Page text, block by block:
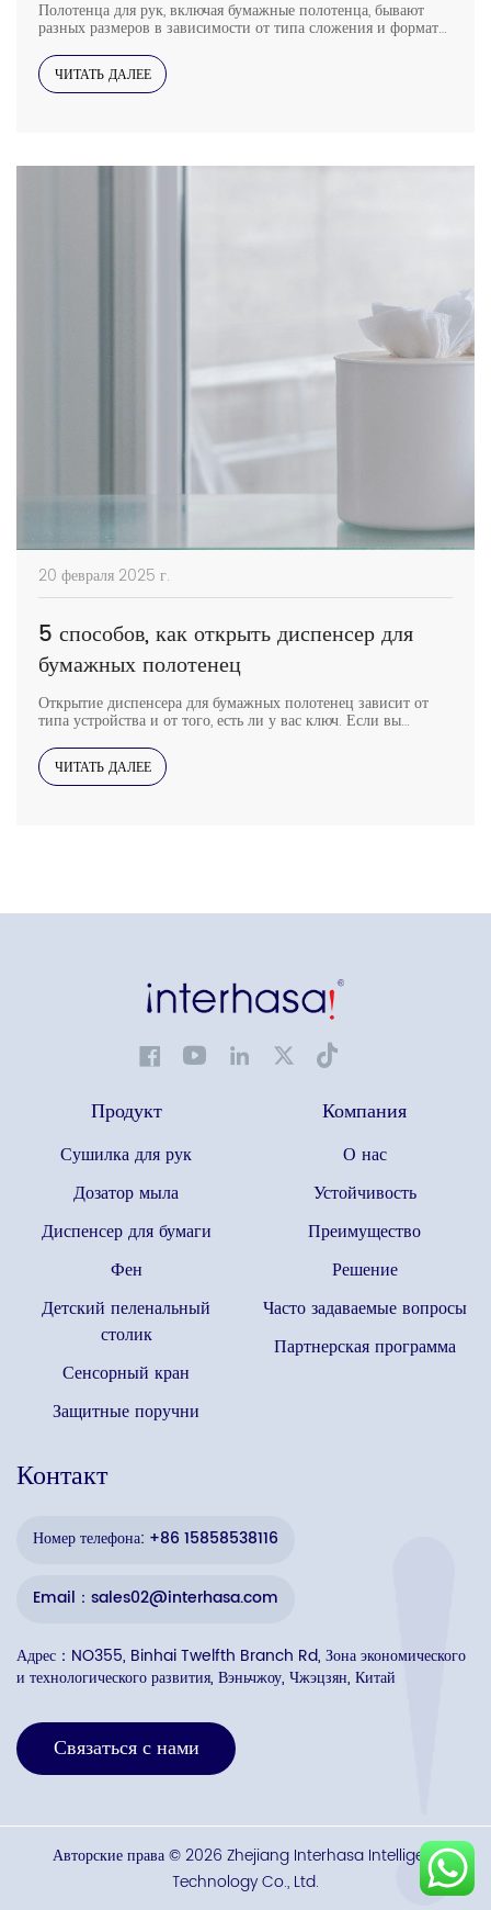
Полотенца для рук, включая бумажные полотенца, бывают
разных размеров в зависимости от типа сложения и формата
правильного размера полотенец для рук для вашего
диспенсера обеспечивает эффективность, экономичность и
надлежащую гигиену. Итак, если вы ищете руководство, в
ЧИТАТЬ ДАЛЕЕ
20 февраля 2025 г.
5 способов, как открыть диспенсер для
бумажных полотенец
Открытие диспенсера для бумажных полотенец зависит от
типа устройства и от того, есть ли у вас ключ. Если вы
диспенсеру. Ниже мы описываем пять методов для разных
типов диспенсеров, включая то, как открыть диспенсер для
бумажных полотенец без ключа, когда это необходимо.
ЧИТАТЬ ДАЛЕЕ
Продукт
Сушилка для рук
Дозатор мыла
Диспенсер для бумаги
Фен
Детский пеленальный
столик
Сенсорный кран
Защитные поручни
Компания
О нас
Устойчивость
Преимущество
Решение
Часто задаваемые вопросы
Партнерская программа
Контакт
Номер телефона: +86 15858538116
Email：sales02@interhasa.com
Адрес：NO355, Binhai Twelfth Branch Rd, Зона экономического
и технологического развития, Вэньчжоу, Чжэцзян, Китай
Связаться с нами
Авторские права © 2026 Zhejiang Interhasa Intelligent
Technology Co., Ltd.